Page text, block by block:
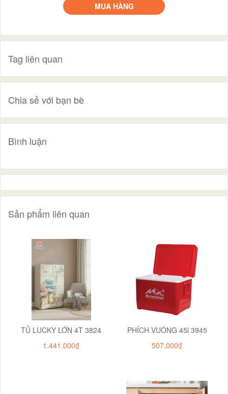
MUA HÀNG
Tag liên quan
Chia sẻ với bạn bè
Bình luận
Sản phẩm liên quan
TỦ LUCKY LỚN 4T 3824
1.441.000₫
PHÍCH VUÔNG 45l 3945
507.000₫